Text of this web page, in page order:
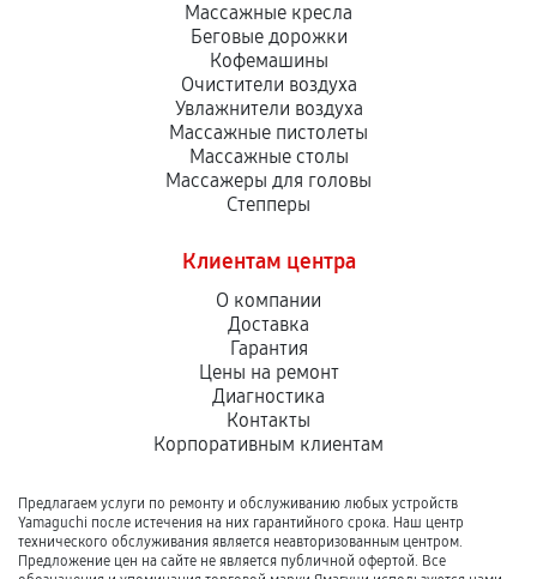
Массажные кресла
Беговые дорожки
Кофемашины
Очистители воздуха
Увлажнители воздуха
Массажные пистолеты
Массажные столы
Массажеры для головы
Степперы
Клиентам центра
О компании
Доставка
Гарантия
Цены на ремонт
Диагностика
Контакты
Корпоративным клиентам
Предлагаем услуги по ремонту и обслуживанию любых устройств
Yamaguchi после истечения на них гарантийного срока. Наш центр
технического обслуживания является неавторизованным центром.
Предложение цен на сайте не является публичной офертой. Все